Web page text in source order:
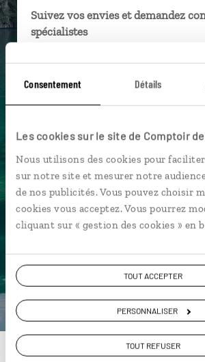
Consentement Détails
Les cookies sur le site de Comptoir
Nous utilisons des cookies pour
sur notre site et mesurer notre
de nos publicités. Vous pouvez choisir
cookies vous acceptez. Vous pourrez
cliquant sur « gestion des cookies » en
TOUT ACCEPTER
PERSONNALISER
TOUT REFUSER
Suivez vos envies et demandez
spécialistes
Ils sauront organiser votre
près de vos envies et de la
Échangez en face à face ou
téléphone.
Vous gardez le même
pendant et après votre voyage.
ou
Construisez votre voyage avec
Philippines
01 86 95